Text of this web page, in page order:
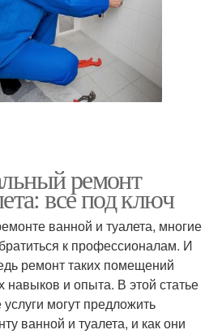
ремонт
все под ключ
ванной и туалета, многие
к профессионалам. И
ремонт таких помещений
навыков и опыта. В этой статье
могут предложить
ванной и туалета, и как они